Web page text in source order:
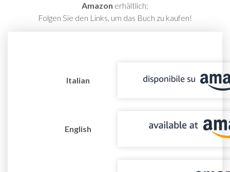
Amazon erhältlich:
Folgen Sie den Links, um das Buch zu kaufen!
Italian
English